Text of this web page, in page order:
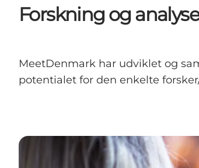
English
Forskning og
MeetDenmark har udviklet og
potentialet for den enkelte